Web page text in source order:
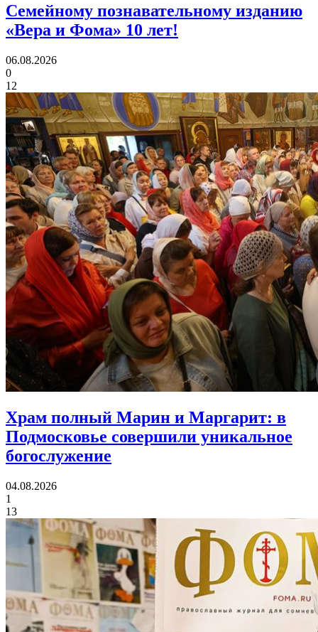
Семейному познавательному изданию
«Вера и Фома» 10 лет!
06.08.2026
0
12
Храм полный Марин и Маргарит: в
Подмосковье совершили уникальное
богослужение
04.08.2026
1
13